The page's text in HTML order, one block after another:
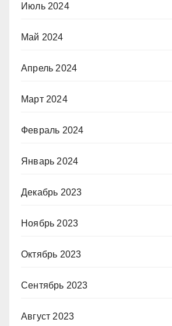
Июль 2024
Май 2024
Апрель 2024
Март 2024
Февраль 2024
Январь 2024
Декабрь 2023
Ноябрь 2023
Октябрь 2023
Сентябрь 2023
Август 2023